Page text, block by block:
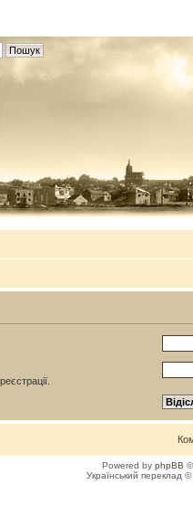
Powered by phpBB
Український переклад